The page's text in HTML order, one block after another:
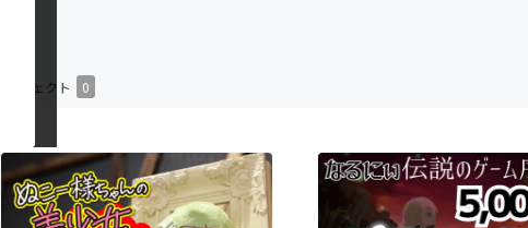
チャレンジ
CAMPFIRE for Social Good
CAMPFIRE Creation
プロジェクト 0